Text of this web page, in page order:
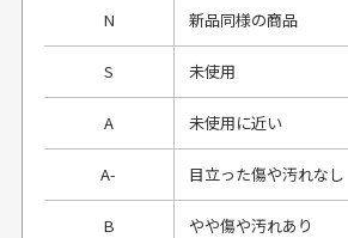
N 新品同様の商品
S 未使用
A 未使用に近い
A- 目立った傷や汚れなし
B やや傷や汚れあり